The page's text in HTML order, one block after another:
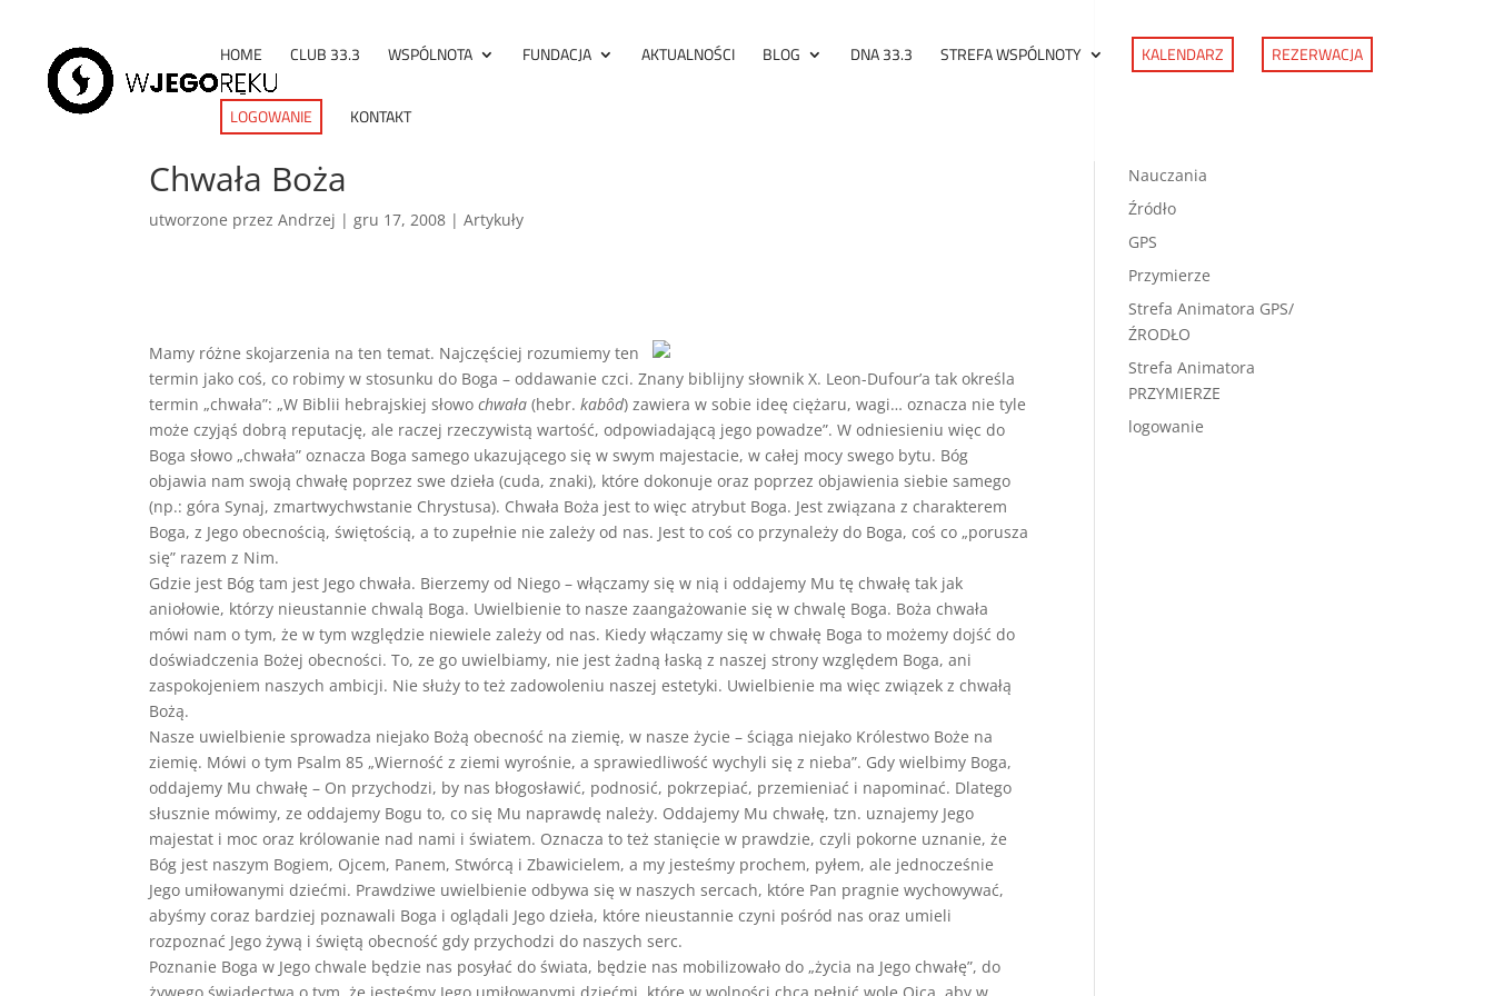
HOME CLUB 33.3 WSPÓLNOTA FUNDACJA AKTUALNOŚCI BLOG DNA 33.3 STREFA WSPÓLNOTY KALENDARZ REZERWACJA
LOGOWANIE KONTAKT
Chwała Boża
utworzone przezAndrzej |gru 17, 2008 |Artykuły
Mamy różne skojarzenia na ten temat. Najczęściej rozumiemy ten
termin jako coś, co robimy w stosunku do Boga – oddawanie czci. Znany biblijny słownik X. Leon-Dufour’a tak określa
termin „chwała”: „W Biblii hebrajskiej słowochwała(hebr.kabôd) zawiera w sobie ideę ciężaru, wagi… oznacza nie tyle
może czyjąś dobrą reputację, ale raczej rzeczywistą wartość, odpowiadającą jego powadze”. W odniesieniu więc do
Boga słowo „chwała” oznacza Boga samego ukazującego się w swym majestacie, w całej mocy swego bytu. Bóg
objawia nam swoją chwałę poprzez swe dzieła (cuda, znaki), które dokonuje oraz poprzez objawienia siebie samego
(np.: góra Synaj, zmartwychwstanie Chrystusa). Chwała Boża jest to więc atrybut Boga. Jest związana z charakterem
Boga, z Jego obecnością, świętością, a to zupełnie nie zależy od nas. Jest to coś co przynależy do Boga, coś co „porusza
się” razem z Nim.
Gdzie jest Bóg tam jest Jego chwała. Bierzemy od Niego – włączamy się w nią i oddajemy Mu tę chwałę tak jak
aniołowie, którzy nieustannie chwalą Boga. Uwielbienie to nasze zaangażowanie się w chwalę Boga. Boża chwała
mówi nam o tym, że w tym względzie niewiele zależy od nas. Kiedy włączamy się w chwałę Boga to możemy dojść do
doświadczenia Bożej obecności. To, ze go uwielbiamy, nie jest żadną łaską z naszej strony względem Boga, ani
zaspokojeniem naszych ambicji. Nie służy to też zadowoleniu naszej estetyki. Uwielbienie ma więc związek z chwałą
Bożą.
Nasze uwielbienie sprowadza niejako Bożą obecność na ziemię, w nasze życie – ściąga niejako Królestwo Boże na
ziemię. Mówi o tym Psalm 85 „Wierność z ziemi wyrośnie, a sprawiedliwość wychyli się z nieba”. Gdy wielbimy Boga,
oddajemy Mu chwałę – On przychodzi, by nas błogosławić, podnosić, pokrzepiać, przemieniać i napominać. Dlatego
słusznie mówimy, ze oddajemy Bogu to, co się Mu naprawdę należy. Oddajemy Mu chwałę, tzn. uznajemy Jego
majestat i moc oraz królowanie nad nami i światem. Oznacza to też stanięcie w prawdzie, czyli pokorne uznanie, że
Bóg jest naszym Bogiem, Ojcem, Panem, Stwórcą i Zbawicielem, a my jesteśmy prochem, pyłem, ale jednocześnie
Jego umiłowanymi dziećmi. Prawdziwe uwielbienie odbywa się w naszych sercach, które Pan pragnie wychowywać,
abyśmy coraz bardziej poznawali Boga i oglądali Jego dzieła, które nieustannie czyni pośród nas oraz umieli
rozpoznać Jego żywą i świętą obecność gdy przychodzi do naszych serc.
Poznanie Boga w Jego chwale będzie nas posyłać do świata, będzie nas mobilizowało do „życia na Jego chwałę”, do
Nauczania
Źródło
GPS
Przymierze
Strefa Animatora GPS/
ŹRODŁO
Strefa Animatora
PRZYMIERZE
logowanie